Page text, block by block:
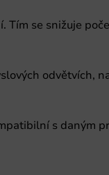
se snižuje
odvětvích,
s daným